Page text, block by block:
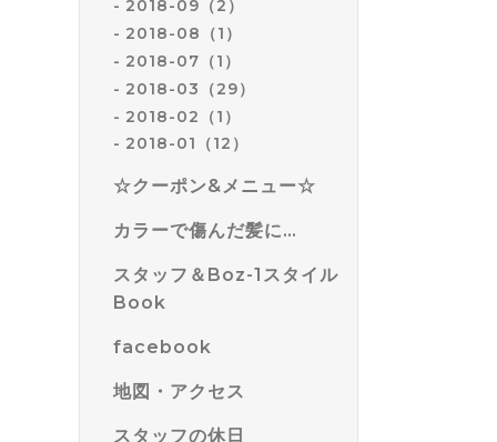
2018-09（2）
2018-08（1）
2018-07（1）
2018-03（29）
2018-02（1）
2018-01（12）
☆クーポン&メニュー☆
カラーで傷んだ髪に…
スタッフ＆Boz-1スタイル
Book
facebook
地図・アクセス
スタッフの休日